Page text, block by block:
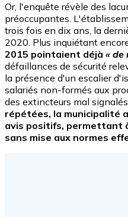
Or, l'enquête révèle des
préoccupantes.
trois fois en dix ans, la
2020. Plus inquiétant
2015 pointaient déjà « de
défaillances de sécurité
la présence d'un escalier
salariés non-formés aux
des extincteurs mal
répétées, la municipalité
avis positifs, permettant
sans mise aux normes